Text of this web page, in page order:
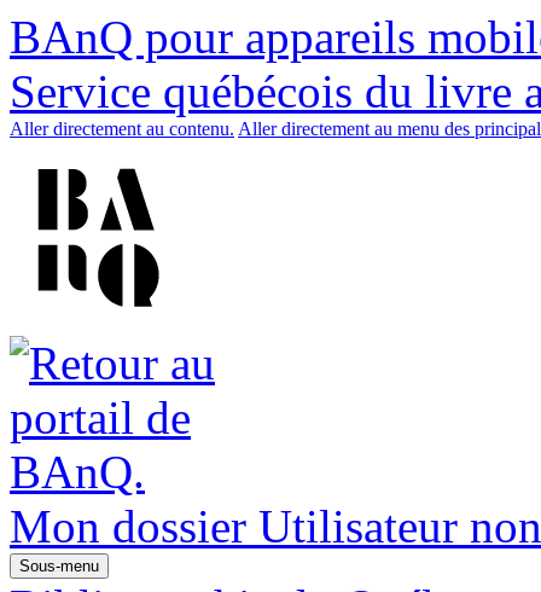
BAnQ pour appareils
Service québécois du livre
Aller directement au contenu. Aller directement au menu des
Mon dossier Utilisateur
Sous-menu